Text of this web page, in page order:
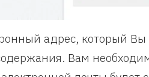
адрес, который Вы
Вам